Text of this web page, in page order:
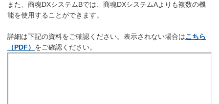
また、商魂DXシステムBでは、商魂DXシステムAよりも複数の機
能を使用することができます。
詳細は下記の資料をご確認ください。表示されない場合はこちら
（PDF） をご確認ください。